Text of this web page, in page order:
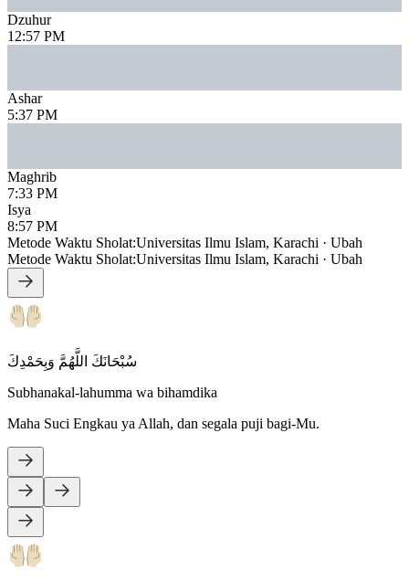
Dzuhur
12:57 PM
Ashar
5:37 PM
Maghrib
7:33 PM
Isya
8:57 PM
Metode Waktu Sholat:Universitas Ilmu Islam, Karachi · Ubah
Metode Waktu Sholat:Universitas Ilmu Islam, Karachi · Ubah
سُبْحَانَكَ اللَّهُمَّ وَبِحَمْدِكَ
Subhanakal-lahumma wa bihamdika
Maha Suci Engkau ya Allah, dan segala puji bagi-Mu.